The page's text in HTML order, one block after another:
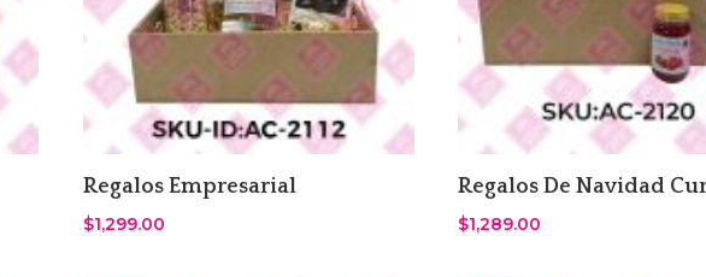
Regalos Empresarial
$1,299.00
Regalos De Navidad
$1,289.00